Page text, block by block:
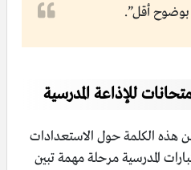
بوضوح أقل”.
للإذاعة المدرسية
من هذه الكلمة حول الاستعدادات
المدرسية مرحلة مهمة تبين